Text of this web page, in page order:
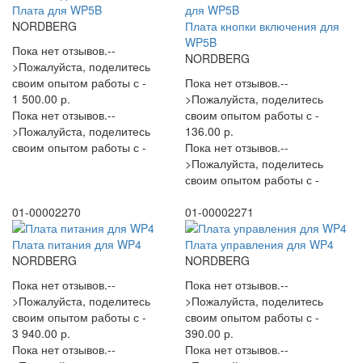
Плата для WP5B
NORDBERG
Пока нет отзывов.--
>Пожалуйста, поделитесь
своим опытом работы с -
1 500.00 р.
Пока нет отзывов.--
>Пожалуйста, поделитесь
своим опытом работы с -
Плата кнопки включения для
WP5B
NORDBERG
Пока нет отзывов.--
>Пожалуйста, поделитесь
своим опытом работы с -
136.00 р.
Пока нет отзывов.--
>Пожалуйста, поделитесь
своим опытом работы с -
01-00002270
Плата питания для WP4
NORDBERG
Пока нет отзывов.--
>Пожалуйста, поделитесь
своим опытом работы с -
3 940.00 р.
Пока нет отзывов.--
01-00002271
Плата управления для WP4
NORDBERG
Пока нет отзывов.--
>Пожалуйста, поделитесь
своим опытом работы с -
390.00 р.
Пока нет отзывов.--